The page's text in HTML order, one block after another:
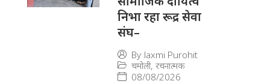
निभा रहा रूद्र सेवा
संघ–
By laxmi Purohit
चमोली, रचनात्मक
08/08/2026